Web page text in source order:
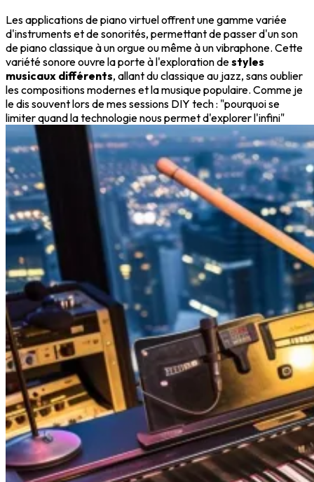
Les applications de piano virtuel offrent une gamme variée
d'instruments et de sonorités, permettant de passer d'un son
de piano classique à un orgue ou même à un vibraphone. Cette
variété sonore ouvre la porte à l'exploration destyles
musicaux différents, allant du classique au jazz, sans oublier
les compositions modernes et la musique populaire. Comme je
le dis souvent lors de mes sessions DIY tech : "pourquoi se
limiter quand la technologie nous permet d'explorer l'infini"